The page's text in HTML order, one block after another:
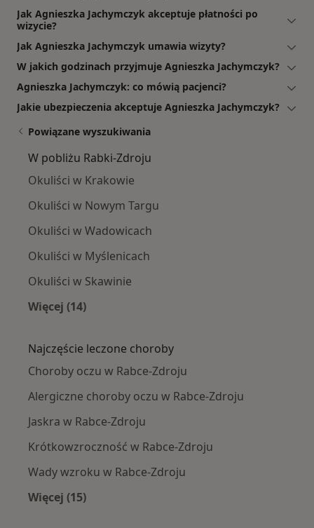
Jak Agnieszka Jachymczyk akceptuje płatności po
wizycie?
Jak Agnieszka Jachymczyk umawia wizyty?
W jakich godzinach przyjmuje Agnieszka Jachymczyk?
Agnieszka Jachymczyk: co mówią pacjenci?
Jakie ubezpieczenia akceptuje Agnieszka Jachymczyk?
Powiązane wyszukiwania
W pobliżu Rabki-Zdroju
Okuliści w Krakowie
Okuliści w Nowym Targu
Okuliści w Wadowicach
Okuliści w Myślenicach
Okuliści w Skawinie
Więcej (14)
Najczęście leczone choroby
Choroby oczu w Rabce-Zdroju
Alergiczne choroby oczu w Rabce-Zdroju
Jaskra w Rabce-Zdroju
Krótkowzroczność w Rabce-Zdroju
Wady wzroku w Rabce-Zdroju
Więcej (15)